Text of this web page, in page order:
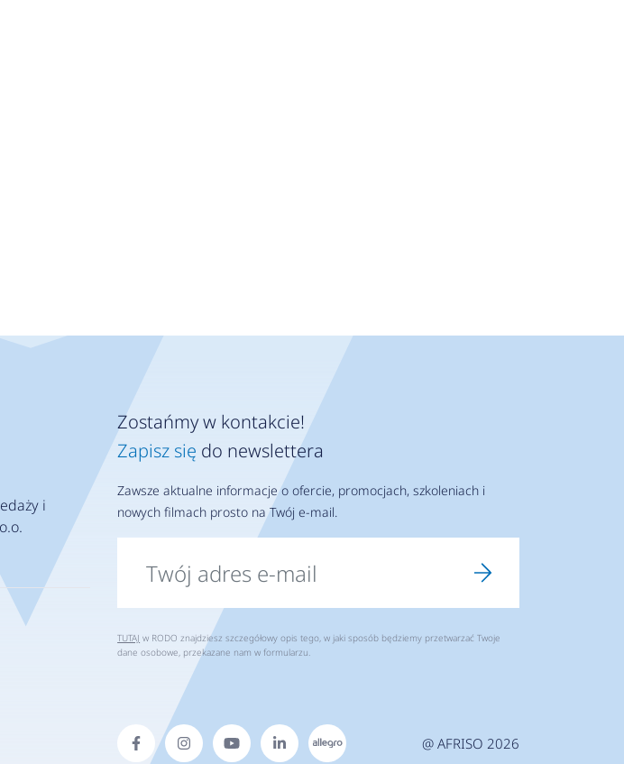
i
Zostańmy w kontakcie!
Zapisz się do newslettera
Zawsze aktualne informacje o ofercie, promocjach, szkoleniach i
nowych filmach prosto na Twój e-mail.
TUTAJ w RODO znajdziesz szczegółowy opis tego, w jaki sposób będziemy przetwarzać Twoje
dane osobowe, przekazane nam w formularzu.
@ AFRISO 2026